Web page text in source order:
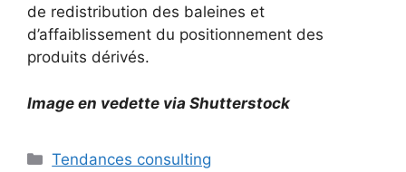
de redistribution des baleines et
d’affaiblissement du positionnement des
produits dérivés.
Image en vedette via Shutterstock
Catégories
Tendances consulting